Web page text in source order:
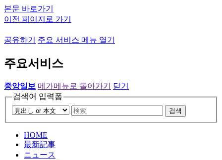
본문 바로가기
이전 페이지로 가기
공유하기 주요 서비스 메뉴 열기
주요서비스
중앙일보 메가메뉴로 돌아가기
닫기
검색어 입력폼
검색
HOME
最新記事
ニュース